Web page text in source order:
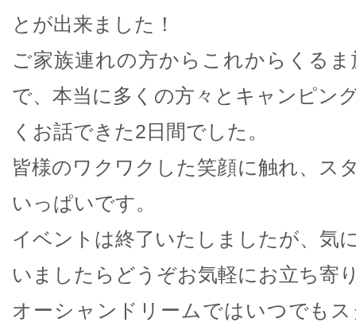
とが出来ました！
ご家族連れの方からこれからくる
で、本当に多くの方々とキャンピン
くお話できた2日間でした。
皆様のワクワクした笑顔に触れ、ス
いっぱいです。
イベントは終了いたしましたが、気
いましたらどうぞお気軽にお立ち寄
オーシャンドリームではいつでも